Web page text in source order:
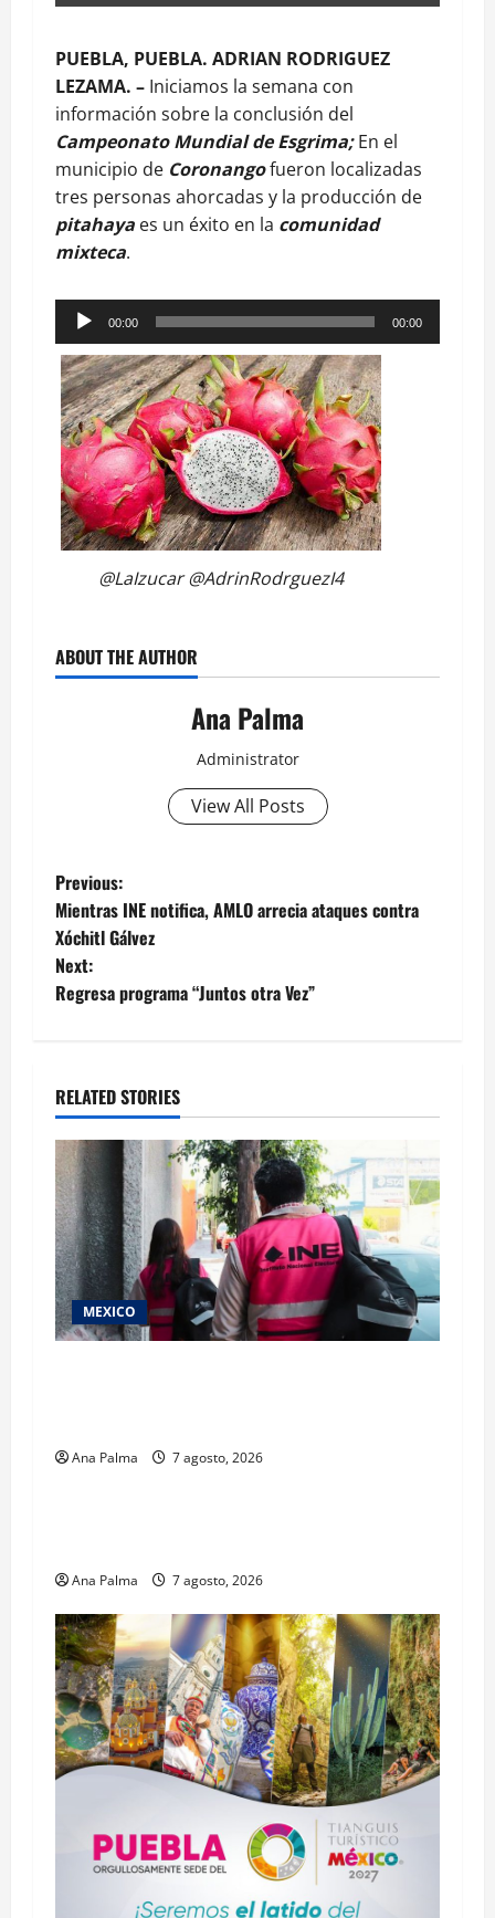
PUEBLA, PUEBLA. ADRIAN RODRIGUEZ
LEZAMA. – Iniciamos la semana con
información sobre la conclusión del
Campeonato Mundial de Esgrima;En el
municipio de Coronangofueron localizadas
tres personas ahorcadas y la producción de
pitahaya es un éxito en la comunidad
mixteca.
Reproductor
de
audio
00:00 00:00
@LaIzucar @AdrinRodrguezI4
ABOUT THE AUTHOR
Ana Palma
Administrator
View All Posts
Post
navigation
Previous:
Mientras INE notifica, AMLO arrecia ataques contra
Xóchitl Gálvez
Next:
Regresa programa “Juntos otra Vez”
RELATED STORIES
MEXICO
Ana Palma 7 agosto, 2026
Estados Portada
Ana Palma 7 agosto, 2026